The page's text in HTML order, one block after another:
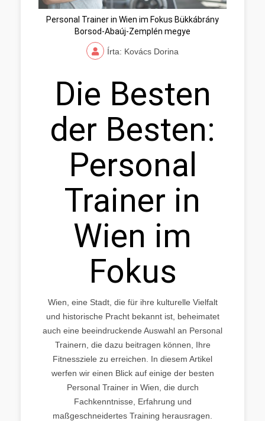
Personal Trainer in Wien im Fokus Bükkábrány
Borsod-Abaúj-Zemplén megye
Írta: Kovács Dorina
Die Besten
der Besten:
Personal
Trainer in
Wien im
Fokus
Wien, eine Stadt, die für ihre kulturelle Vielfalt
und historische Pracht bekannt ist, beheimatet
auch eine beeindruckende Auswahl an Personal
Trainern, die dazu beitragen können, Ihre
Fitnessziele zu erreichen. In diesem Artikel
werfen wir einen Blick auf einige der besten
Personal Trainer in Wien, die durch
Fachkenntnisse, Erfahrung und
maßgeschneidertes Training herausragen.